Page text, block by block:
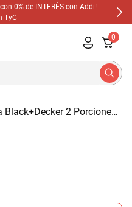
0% de INTERÉS con Addi!
TyC
0
Black+Decker 2 Porciones